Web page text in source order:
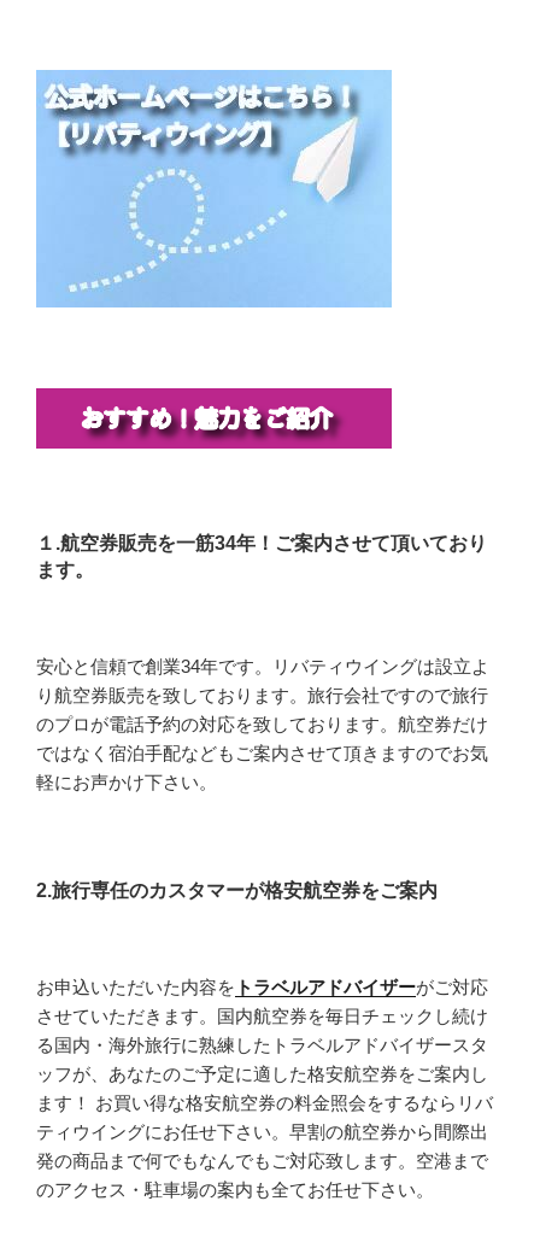
１.航空券販売を一筋34年！ご案内させて頂いており
ます。
安心と信頼で創業34年です。リバティウイングは設立よ
り航空券販売を致しております。旅行会社ですので旅行
のプロが電話予約の対応を致しております。航空券だけ
ではなく宿泊手配などもご案内させて頂きますのでお気
軽にお声かけ下さい。
2.旅行専任のカスタマーが格安航空券をご案内
お申込いただいた内容を トラベルアドバイザーがご対応
させていただきます。国内航空券を毎日チェックし続け
る国内・海外旅行に熟練したトラベルアドバイザースタ
ッフが、あなたのご予定に適した格安航空券をご案内し
ます！ お買い得な格安航空券の料金照会をするならリバ
ティウイングにお任せ下さい。早割の航空券から間際出
発の商品まで何でもなんでもご対応致します。空港まで
のアクセス・駐車場の案内も全てお任せ下さい。